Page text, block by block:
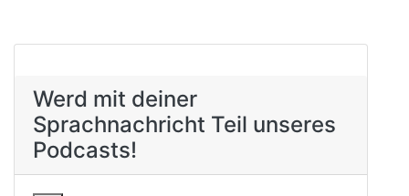
Werd mit deiner
Sprachnachricht Teil unseres
Podcasts!